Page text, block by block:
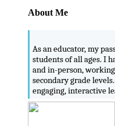
About Me
As an educator, my
students of all ages. I
and in-person,
secondary grade
engaging, interactive